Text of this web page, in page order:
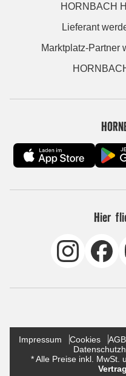
HORNBACH
Lieferant
Marktplatz-Partner
Hier
Impressum Cookies AGB
* Alle Preise inkl. MwSt.